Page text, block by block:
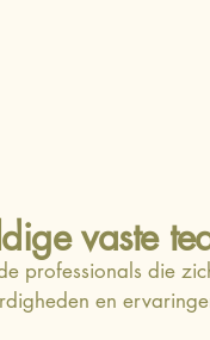
vaste
professionals die
en